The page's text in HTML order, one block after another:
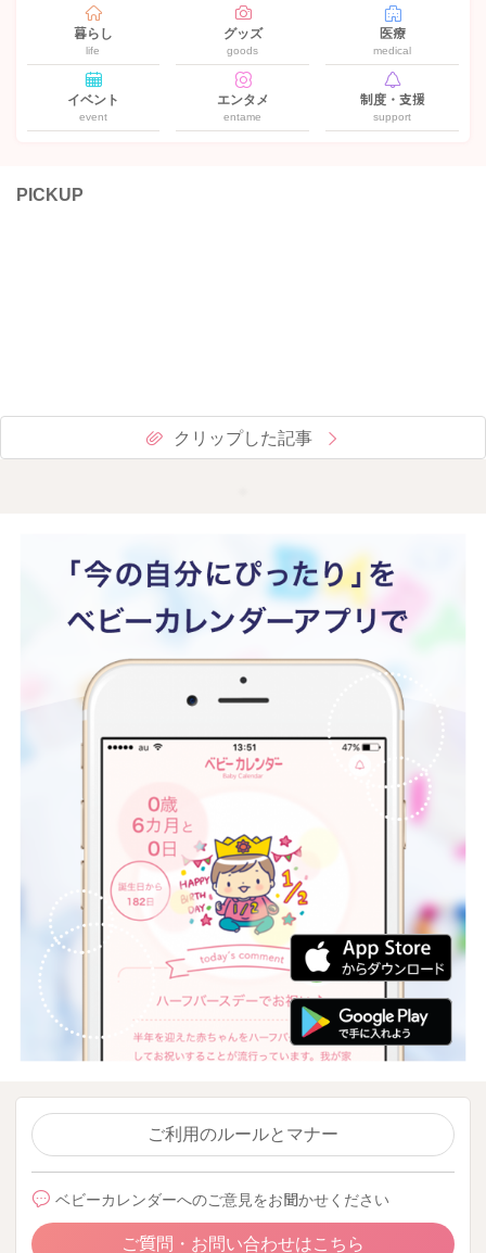
暮らし
life
グッズ
goods
医療
medical
イベント
event
エンタメ
entame
制度・支援
support
PICKUP
クリップした記事
ご利用のルールとマナー
ベビーカレンダーへのご意見をお聞かせください
ご質問・お問い合わせはこちら